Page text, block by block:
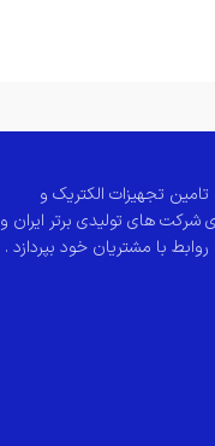
تجهیزات الکتریک و
شرکت های تولیدی برتر ایران و
با مشتریان خود بپردازد .